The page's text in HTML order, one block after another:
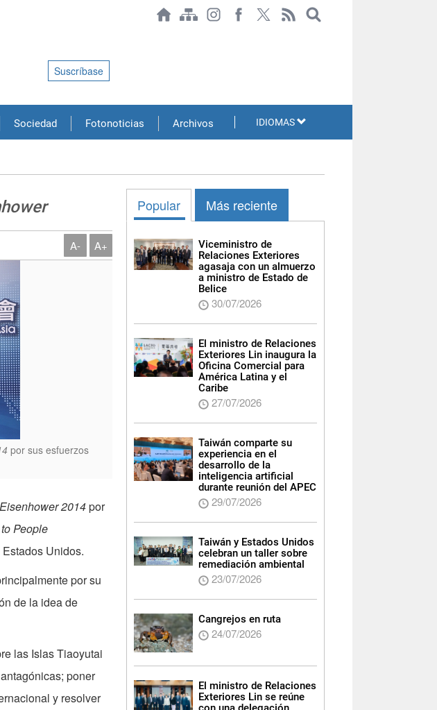
Sociedad Fotonoticias Archivos
Suscríbase
IDIOMAS
A- A+
por sus esfuerzos
2014por
People
Unidos.
por su
de la idea de
las Islas Tiaoyutai
poner
y resolver
Popular Más reciente
Viceministro de
Relaciones Exteriores
agasaja con un almuerzo
a ministro de Estado de
Belice
30/07/2026
El ministro de Relaciones
Exteriores Lin inaugura la
Oficina Comercial para
América Latina y el
Caribe
27/07/2026
Taiwán comparte su
experiencia en el
desarrollo de la
inteligencia artificial
durante reunión del APEC
29/07/2026
Taiwán y Estados Unidos
celebran un taller sobre
remediación ambiental
23/07/2026
Cangrejos en ruta
24/07/2026
El ministro de Relaciones
Exteriores Lin se reúne